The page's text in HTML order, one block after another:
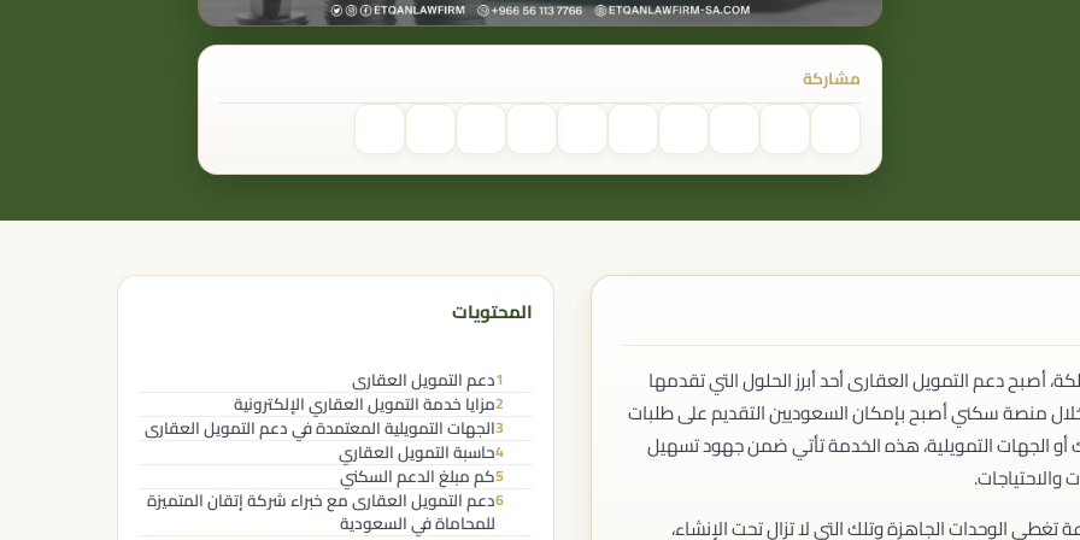
منازعات العقود التجارية
منازعات الشركاء
التظلمات
العقود الحكومية
القضايا الجنائية
الجرائم التجارية
المرافعة والمدافعة
التمثيل أمام المحاكم
التمثيل أمام اللجان القضائية
التمثيل أمام الجهات شبه القضائية
مشاركة
أصبح دعم التمويل العقارى​ أحد أبرز الحلول التي تقدمها
منصة سكني أصبح بإمكان السعوديين التقديم على طلبات
أو الجهات التمويلية، هذه الخدمة تأتي ضمن جهود تسهيل
والاحتياجات.
الوحدات الجاهزة وتلك التي لا تزال تحت الإنشاء،
المحتويات
1دعم التمويل العقارى​
2مزايا خدمة التمويل العقاري الإلكترونية
3الجهات التمويلية المعتمدة في دعم التمويل العقارى
4حاسبة التمويل العقاري
5كم مبلغ الدعم السكني
6دعم التمويل العقارى مع خبراء شركة إتقان المتميزة
للمحاماة في السعودية